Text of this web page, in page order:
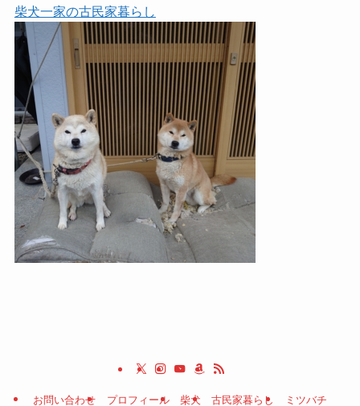
柴犬一家の古民家暮らし
お問い合わせ プロフィール 柴犬 古民家暮らし ミツバチ